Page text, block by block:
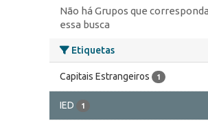
Não há Grupos que
essa busca
Etiquetas
Capitais Estrangeiros 1
IED 1